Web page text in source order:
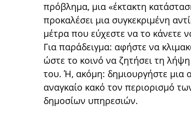
πρόβλημα, μια «έκτακτη
προκαλέσει μια συγκεκριμένη
μέτρα που εύχεστε να το κάνετε
Για παράδειγμα: αφήστε να
ώστε το κοινό να ζητήσει τη
του. Ή, ακόμη: δημιουργήστε μια
αναγκαίο κακό τον περιορισμό
δημοσίων υπηρεσιών.